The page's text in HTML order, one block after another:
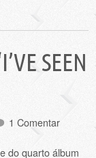
SEEN
1 Comentar
do quarto álbum